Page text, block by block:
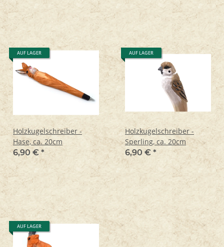
AUF LAGER
Holzkugelschreiber -
Hase, ca. 20cm
6,90 € *
AUF LAGER
Holzkugelschreiber -
Sperling, ca. 20cm
6,90 € *
AUF LAGER